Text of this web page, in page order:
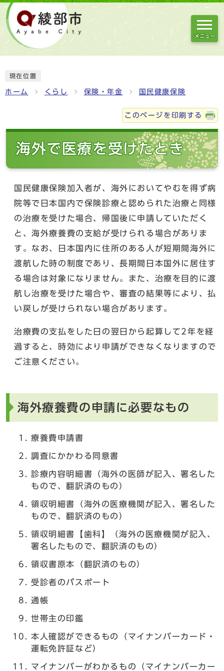
メニュー
現在位置
ホーム くらし 保険・年金 国民健康保険
このページを印刷する
海外で医療を受けたとき
国民健康保険加入者が、海外においてやむを得ず病
院等で日本国内で保険診療と認められた治療と同様
の治療を受けた場合、帰国後に申請していただく
と、海外療養費の支給が受けられる場合がありま
す。なお、日本国内に住所のある人が短期間海外に
渡航した時の制度であり、長期間日本国外に居住す
る場合は対象になりません。また、治療を目的に渡
航し治療を受けた場合や、審査の結果等により、払
い戻しが受けられない場合があります。
治療費の支払をした日の翌日から起算して2年を経
過すると、時効により申請ができなくなりますので
ご注意ください。
海外療養費の申請に必要なもの
療養費申請書
調査にかかわる同意書
診療内容明細書（海外の医師が記入、署名した
もので、翻訳済のもの）
領収明細書（海外の医療機関が記入、署名した
もので、翻訳済のもの）
領収明細書【歯科】（海外の医療機関が記入、
署名したもので、翻訳済のもの）
領収書原本（翻訳済のもの）
受診者のパスポート
通帳
世帯主の印鑑
本人確認ができるもの（マイナンバーカード・
運転免許証など）
マイナンバーがわかるもの（マイナンバーカー